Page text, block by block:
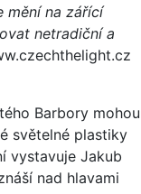
mění na zářící
netradiční a
Barbory mohou
světelné plastiky
vystavuje Jakub
nad hlavami